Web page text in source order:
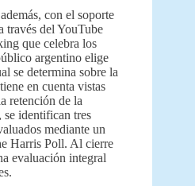
con el soporte
través del YouTube
que celebra los
argentino elige
se determina sobre la
en cuenta vistas
retención de la
se identifican tres
mediante un
Harris Poll. Al cierre
evaluación integral